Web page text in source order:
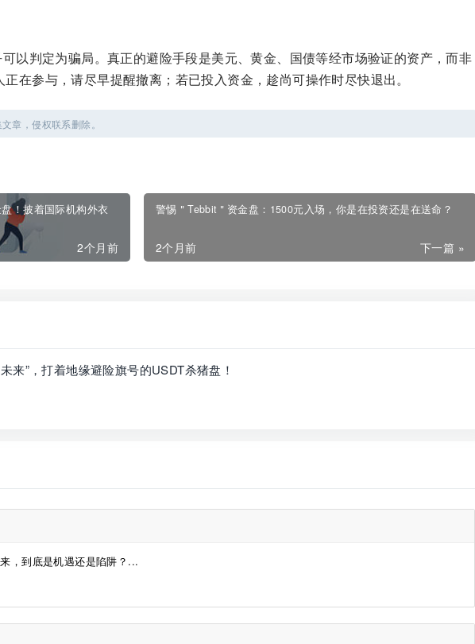
以判定为骗局。真正的避险手段是美元、黄金、国债等经市场验证的资产，而非
在参与，请尽早提醒撤离；若已投入资金，趁尚可操作时尽快退出。
章，侵权联系删除。
！披着国际机构外衣
2个月前
警惕＂Tebbit＂资金盘：1500元入场，你是在投资还是在送命？
下一篇 »
2个月前
来”，打着地缘避险旗号的USDT杀猪盘！
，到底是机遇还是陷阱？...